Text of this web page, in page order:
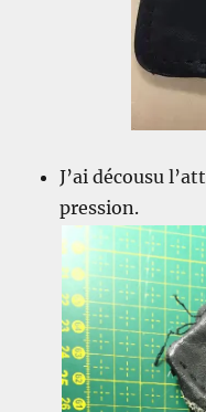
J’ai décousu
pression.